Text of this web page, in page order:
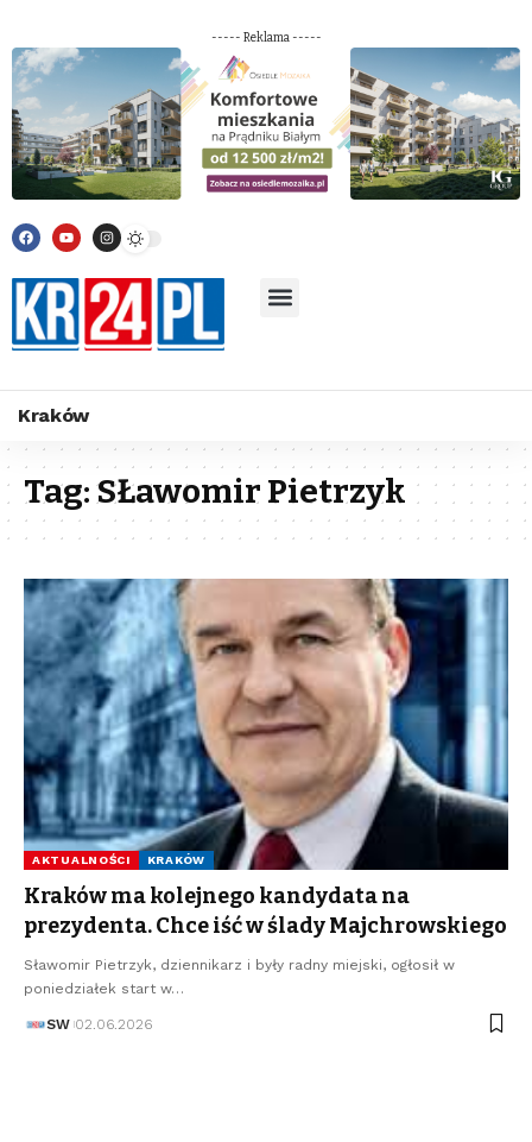
----- Reklama -----
Kraków
Tag:SŁawomir Pietrzyk
AKTUALNOŚCI KRAKÓW
Kraków ma kolejnego kandydata na
prezydenta. Chce iść w ślady Majchrowskiego
Sławomir Pietrzyk, dziennikarz i były radny miejski, ogłosił w
poniedziałek start w…
SW 02.06.2026